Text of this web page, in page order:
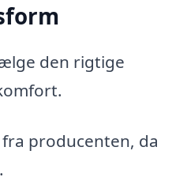
den rigtige
producenten, da